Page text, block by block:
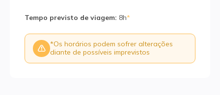
Tempo previsto de viagem: 8h*
*Os horários podem sofrer alterações
diante de possíveis imprevistos